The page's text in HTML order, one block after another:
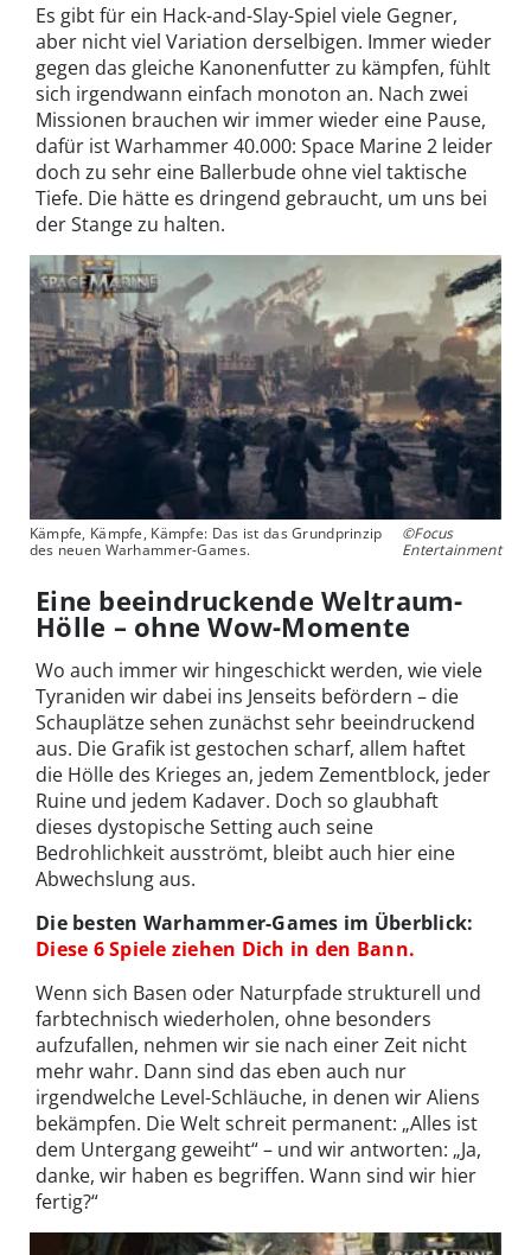
Es gibt für ein Hack-and-Slay-Spiel viele Gegner,
aber nicht viel Variation derselbigen. Immer wieder
gegen das gleiche Kanonenfutter zu kämpfen, fühlt
sich irgendwann einfach monoton an. Nach zwei
Missionen brauchen wir immer wieder eine Pause,
dafür ist Warhammer 40.000: Space Marine 2 leider
doch zu sehr eine Ballerbude ohne viel taktische
Tiefe. Die hätte es dringend gebraucht, um uns bei
der Stange zu halten.
Kämpfe, Kämpfe, Kämpfe: Das ist das Grundprinzip
des neuen Warhammer-Games.
©Focus
Entertainment
Eine beeindruckende Weltraum-
Hölle – ohne Wow-Momente
Wo auch immer wir hingeschickt werden, wie viele
Tyraniden wir dabei ins Jenseits befördern – die
Schauplätze sehen zunächst sehr beeindruckend
aus. Die Grafik ist gestochen scharf, allem haftet
die Hölle des Krieges an, jedem Zementblock, jeder
Ruine und jedem Kadaver. Doch so glaubhaft
dieses dystopische Setting auch seine
Bedrohlichkeit ausströmt, bleibt auch hier eine
Abwechslung aus.
Die besten Warhammer-Games im Überblick:
Diese 6 Spiele ziehen Dich in den Bann.
Wenn sich Basen oder Naturpfade strukturell und
farbtechnisch wiederholen, ohne besonders
aufzufallen, nehmen wir sie nach einer Zeit nicht
mehr wahr. Dann sind das eben auch nur
irgendwelche Level-Schläuche, in denen wir Aliens
bekämpfen. Die Welt schreit permanent: „Alles ist
dem Untergang geweiht“ – und wir antworten: „Ja,
danke, wir haben es begriffen. Wann sind wir hier
fertig?“